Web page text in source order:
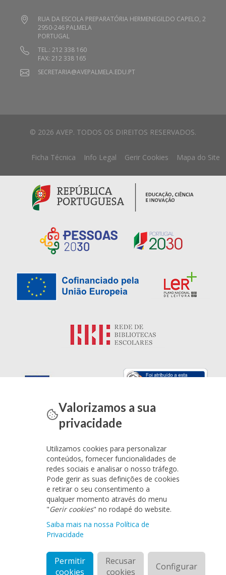
RUA DA ESCOLA PREPARATÓRIA HERMENEGILDO CAPELO, 2
2950-246 PALMELA
PORTUGAL
TEL.: 212 338 160
FAX: 212 338 165
SECRETARIA@AVEPALMELA.EDU.PT
© 2026 AVEP. TODOS OS DIREITOS RESERVADOS.
Ficha Técnica Info Legal Gerir Cookies Mapa do Site
Valorizamos a sua
privacidade
Utilizamos cookies para personalizar
conteúdos, fornecer funcionalidades de
redes sociais e analisar o nosso tráfego.
Pode gerir as suas definições de cookies
e retirar o seu consentimento a
qualquer momento através do menu
"Gerir cookies" no rodapé do website.
Saiba mais na nossa Política de
Privacidade
Permitir
cookies
Recusar
cookies
Configurar